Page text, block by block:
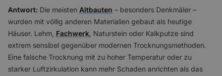
Antwort: Die meisten Altbauten – besonders Denkmäler –
wurden mit völlig anderen Materialien gebaut als heutige
Häuser. Lehm, Fachwerk , Naturstein oder Kalkputze sind
extrem sensibel gegenüber modernen Trocknungsmethoden.
Eine falsche Trocknung mit zu hoher Temperatur oder zu
starker Luftzirkulation kann mehr Schaden anrichten als das